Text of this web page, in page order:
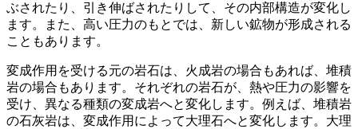
ぶされたり、引き伸ばされたりして、その内部構造が変化し
ます。また、高い圧力のもとでは、新しい鉱物が形成される
こともあります。
変成作用を受ける元の岩石は、火成岩の場合もあれば、堆積
岩の場合もあります。 それぞれの岩石が、熱や圧力の影響を
受け、異なる種類の変成岩へと変化します。例えば、堆積岩
の石灰岩は、変成作用によって大理石へと変化します。大理